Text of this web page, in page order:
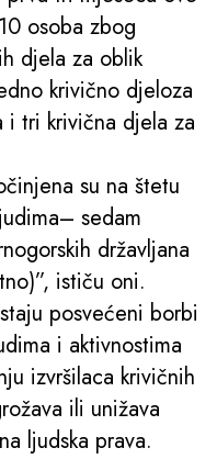
osoba zbog
djela za oblik
krivično djeloza
i tri krivična djela za
su na štetu
sedam
državljana
ističu oni.
posvećeni borbi
i aktivnostima
izvršilaca krivičnih
ili unižava
ljudska prava.